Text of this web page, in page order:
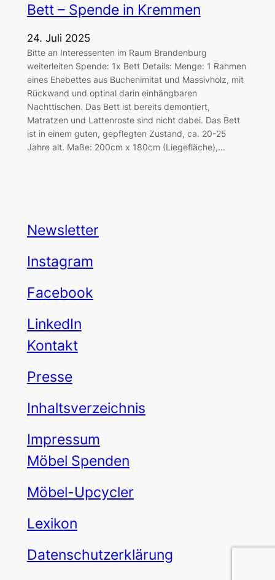
Bett – Spende in Kremmen
24. Juli 2025
Bitte an Interessenten im Raum Brandenburg
weiterleiten Spende: 1x Bett Details: Menge: 1 Rahmen
eines Ehebettes aus Buchenimitat und Massivholz, mit
Rückwand und optinal darin einhängbaren
Nachttischen. Das Bett ist bereits demontiert,
Matratzen und Lattenroste sind nicht dabei. Das Bett
ist in einem guten, gepflegten Zustand, ca. 20-25
Jahre alt. Maße: 200cm x 180cm (Liegefläche),…
Newsletter
Instagram
Facebook
LinkedIn
Kontakt
Presse
Inhaltsverzeichnis
Impressum
Möbel Spenden
Möbel-Upcycler
Lexikon
Datenschutzerklärung